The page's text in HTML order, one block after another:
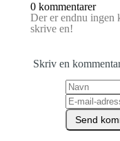
0 kommentarer
Der er endnu ingen
skrive en!
Skriv en